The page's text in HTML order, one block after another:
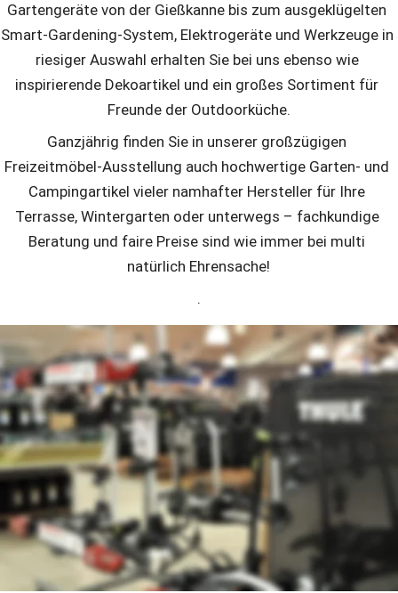
Gartengeräte von der Gießkanne bis zum ausgeklügelten
Smart-Gardening-System, Elektrogeräte und Werkzeuge in
riesiger Auswahl erhalten Sie bei uns ebenso wie
inspirierende Dekoartikel und ein großes Sortiment für
Freunde der Outdoorküche.
Ganzjährig finden Sie in unserer großzügigen
Freizeitmöbel-Ausstellung auch hochwertige Garten- und
Campingartikel vieler namhafter Hersteller für Ihre
Terrasse, Wintergarten oder unterwegs – fachkundige
Beratung und faire Preise sind wie immer bei multi
natürlich Ehrensache!
.
multi auto+rad
Service, Ersatzteile, Pflegeartikel, Zubehör und vieles mehr
rund um Motorrad, Auto und Fahrrad  zu verlässlich guten
Preisen und mit bester Beratung – dafür steht unser
kompetentes Team im auto & rad-Fachmarkt. Unsere
Spezialisten haben immer ein umfangreiches Teile-
Sortiment für alle Auto- und Motorradmarken vorrätig oder
kann das Gewünschte in der Regel innerhalb von 24